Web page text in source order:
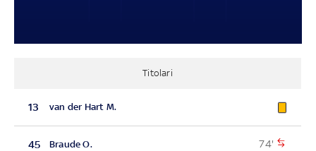
Titolari
13 van der Hart M.
45 Braude O. 74'